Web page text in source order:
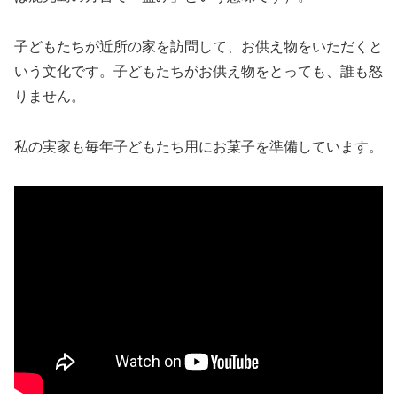
子どもたちが近所の家を訪問して、お供え物をいただくと
いう文化です。子どもたちがお供え物をとっても、誰も怒
りません。
私の実家も毎年子どもたち用にお菓子を準備しています。